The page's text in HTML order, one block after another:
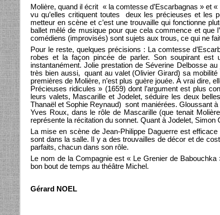
Molière, quand il écrit « la comtesse d’Escarbagnas » et
vu qu’elles critiquent toutes deux les précieuses et les
metteur en scène et c’est une trouvaille qui fonctionne
ballet mêlé de musique pour que cela commence et
comédiens (improvisés) sont sujets aux trous, ce qui ne
Pour le reste, quelques précisions : La comtesse
robes et la façon pincée de parler. Son soupirant
instantanément. Jolie prestation de Séverine Delbosse
très bien aussi, quant au valet (Olivier Girard) sa
premières de Molière, n’est plus guère jouée. À vrai dire,
Précieuses ridicules » (1659) dont l’argument est plus
leurs valets, Mascarille et Jodelet, séduire les deux
Thanaël et Sophie Reynaud) sont maniérées. Gloussant
Yves Roux, dans le rôle de Mascarille (que tenait
représente la récitation du sonnet. Quant à Jodelet,
La mise en scène de Jean-Philippe Daguerre est
sont dans la salle. Il y a des trouvailles de décor et de
parfaits, chacun dans son rôle.
Le nom de la Compagnie est « Le Grenier de
bon bout de temps au théâtre Michel.
Gérard NOEL